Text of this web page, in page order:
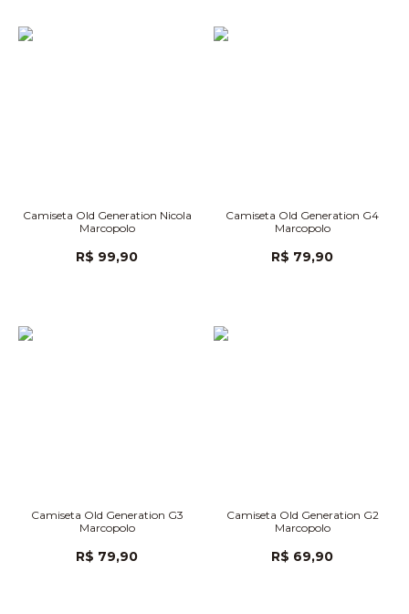
Camiseta Old Generation Nicola
Marcopolo
R$ 99,90
Camiseta Old Generation G4
Marcopolo
R$ 79,90
Camiseta Old Generation G3
Marcopolo
R$ 79,90
Camiseta Old Generation G2
Marcopolo
R$ 69,90